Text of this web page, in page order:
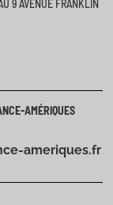
9 AVENUE FRANKLIN
AMÉRIQUES
ameriques.fr